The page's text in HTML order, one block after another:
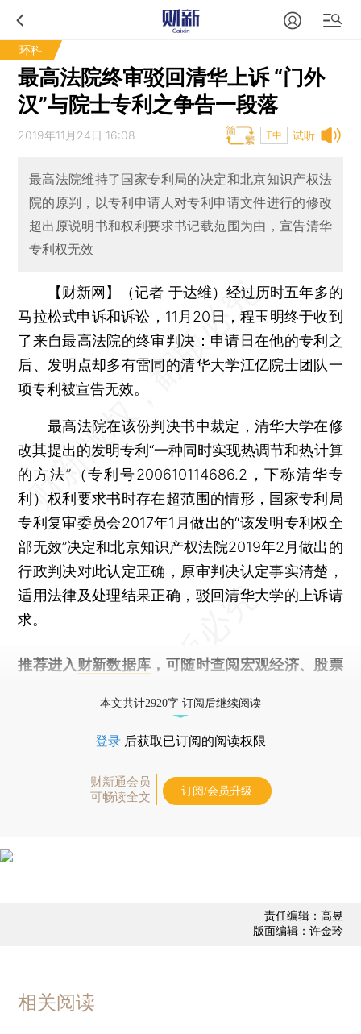
环科
最高法院终审驳回清华上诉 “门外
汉”与院士专利之争告一段落
试听
2019年11月24日 16:08 T中
最高法院维持了国家专利局的决定和北京知识产权法
院的原判，以专利申请人对专利申请文件进行的修改
超出原说明书和权利要求书记载范围为由，宣告清华
专利权无效
【财新网】（记者 于达维） 经过历时五年多的
马拉松式申诉和诉讼，11月20日，程玉明终于收到
了来自最高法院的终审判决：申请日在他的专利之
后、发明点却多有雷同的清华大学江亿院士团队一
项专利被宣告无效。
最高法院在该份判决书中裁定，清华大学在修
改其提出的发明专利“一种同时实现热调节和热计算
的方法”（专利号200610114686.2，下称清华专
利）权利要求书时存在超范围的情形，国家专利局
专利复审委员会2017年1月做出的“该发明专利权全
部无效”决定和北京知识产权法院2019年2月做出的
行政判决对此认定正确，原审判决认定事实清楚，
适用法律及处理结果正确，驳回清华大学的上诉请
求。
推荐进入 财新数据库 ，可随时查阅宏观经济、股票
本文共计2920字 订阅后继续阅读
登录 后获取已订阅的阅读权限
财新通会员
可畅读全文
订阅/会员升级
责任编辑：高昱
版面编辑：许金玲
相关阅读